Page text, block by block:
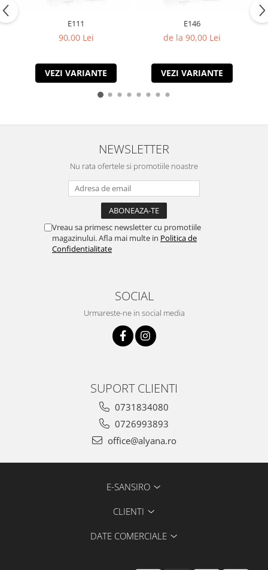
E111
90,00 Lei
VEZI VARIANTE
E146
de la 90,00 Lei
VEZI VARIANTE
NEWSLETTER
Nu rata ofertele si promotiile noastre
Vreau sa primesc newsletter cu promotiile
magazinului. Afla mai multe in Politica de
Confidentialitate
SOCIAL
Urmareste-ne in social media
SUPORT CLIENTI
0731834080
0726993893
office@alyana.ro
E-SANSIRO
CLIENTI
DATE COMERCIALE